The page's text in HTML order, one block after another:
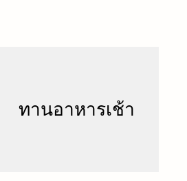
ทานอาหารเช้า